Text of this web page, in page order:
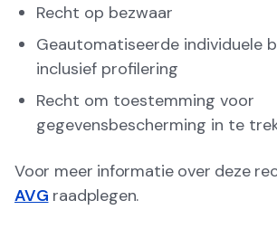
Recht op bezwaar
Geautomatiseerde individuele
inclusief profilering
Recht om toestemming voor
gegevensbescherming in te
Voor meer informatie over deze
AVG raadplegen.